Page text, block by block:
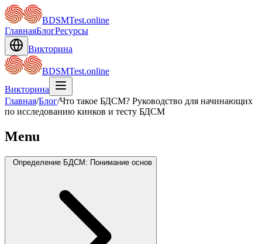
BDSMTest.online
ГлавнаяБлогРесурсы
Викторина
BDSMTest.online
Викторина
Главная/Блог/Что такое БДСМ? Руководство для начинающих
по исследованию кинков и тесту БДСМ
Menu
Определение БДСМ: Понимание основ